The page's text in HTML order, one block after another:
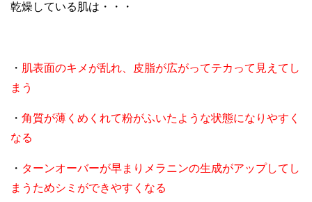
乾燥している肌は・・・
・ 肌表面のキメが乱れ、皮脂が広がってテカって見えてし
まう
・ 角質が薄くめくれて粉がふいたような状態になりやすく
なる
・ ターンオーバーが早まりメラニンの生成がアップしてし
まうためシミができやすくなる